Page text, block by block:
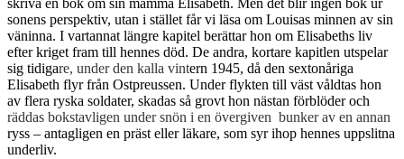
skriva en bok om sin mamma Elisabeth. Men det blir ingen bok ur
sonens perspektiv, utan i stället får vi läsa om Louisas minnen av sin
väninna. I vartannat längre kapitel berättar hon om Elisabeths liv
efter kriget fram till hennes död. De andra, kortare kapitlen utspelar
sig tidigare, under den kalla vintern 1945, då den sextonåriga
Elisabeth flyr från Ostpreussen. Under flykten till väst våldtas hon
av flera ryska soldater, skadas så grovt hon nästan förblöder och
räddas bokstavligen under snön i en övergiven bunker av en annan
ryss – antagligen en präst eller läkare, som syr ihop hennes uppslitna
underliv.